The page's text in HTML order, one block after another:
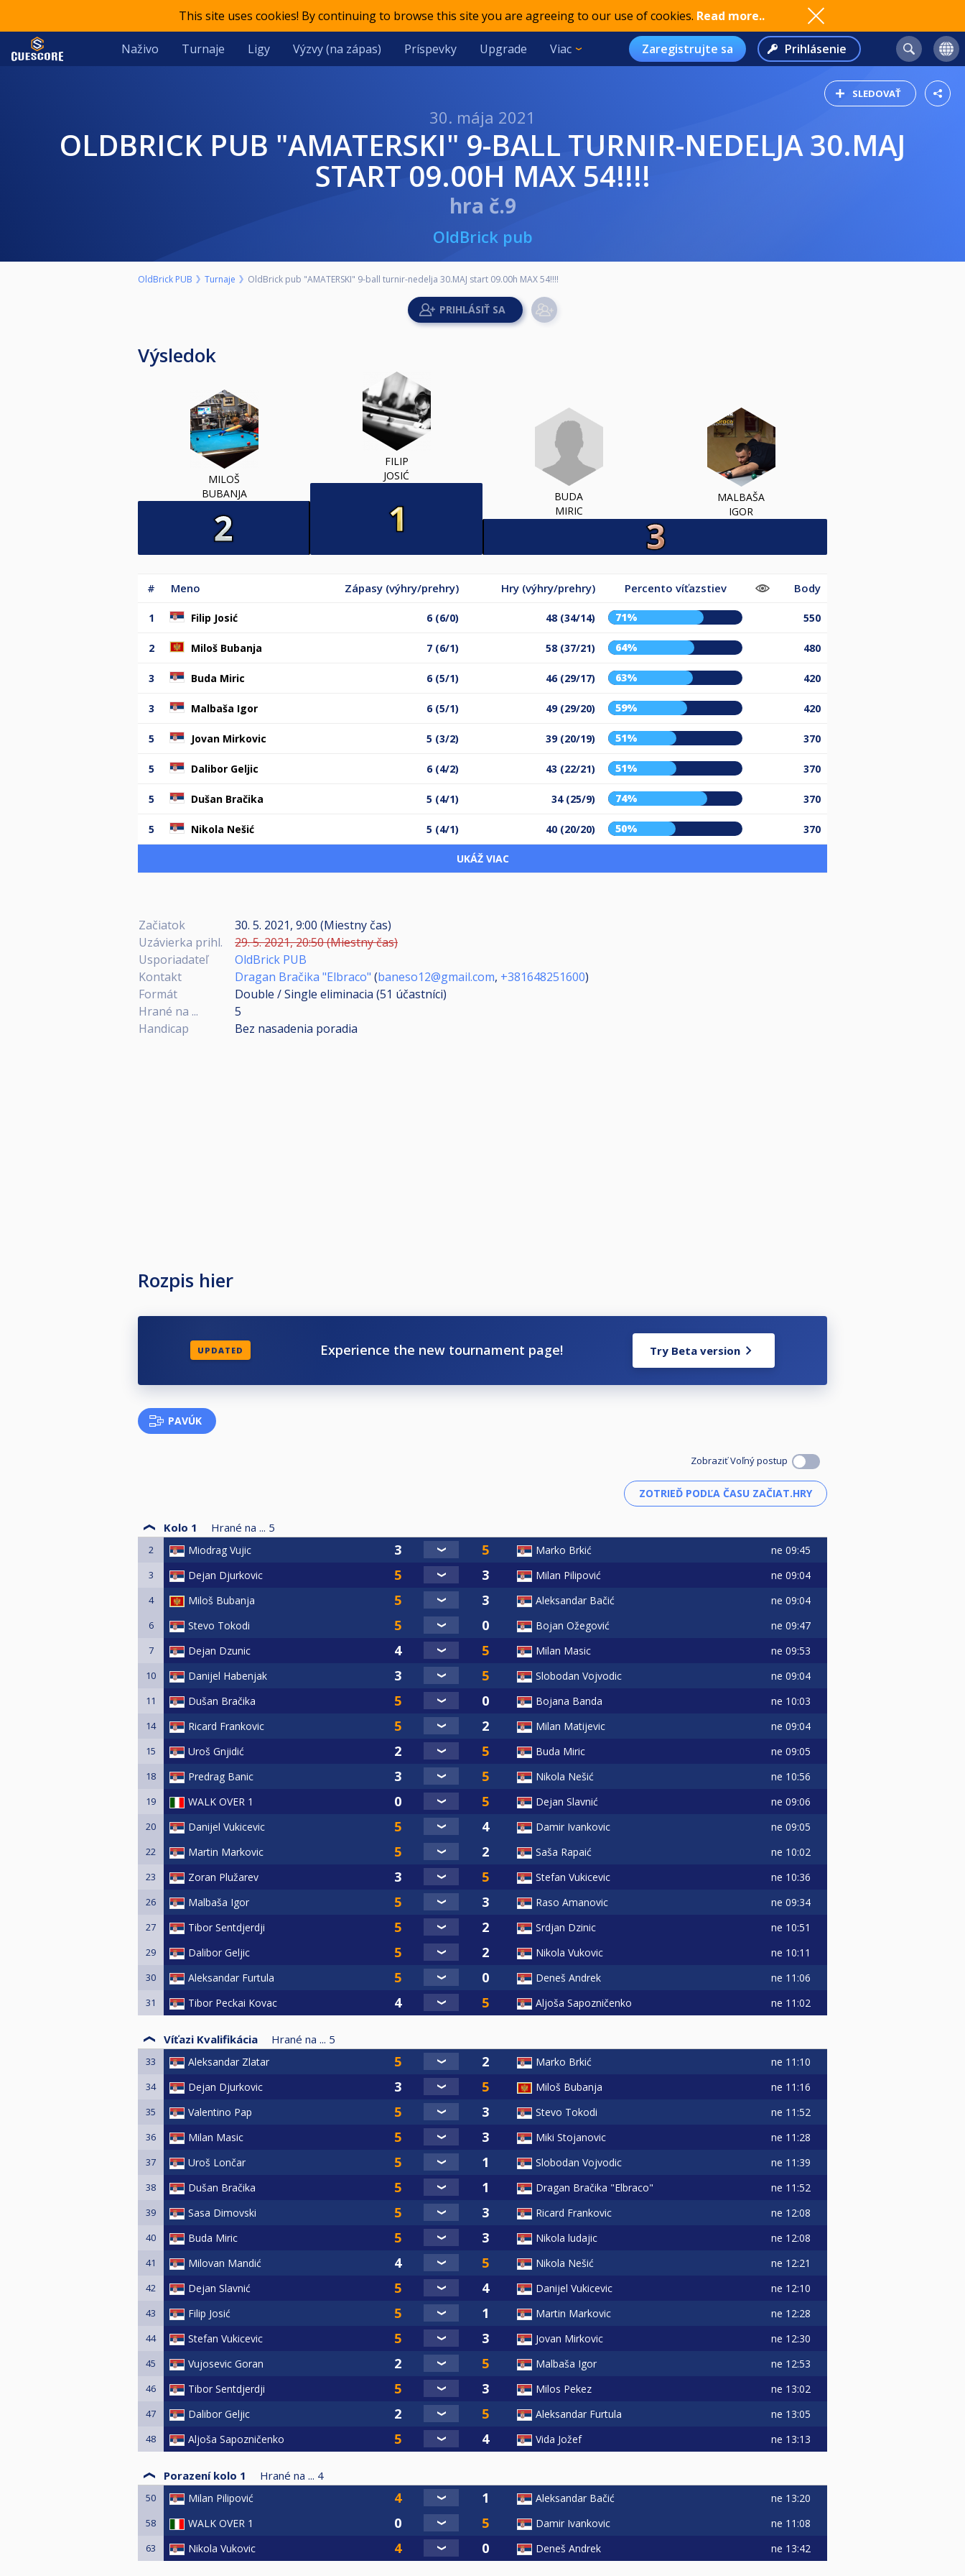
This site uses cookies! By continuing to browse this site you are agreeing to our use of cookies. Read more..
Naživo Turnaje Ligy Výzvy (na zápas) Príspevky Upgrade Viac Zaregistrujte sa Prihlásenie
SLEDOVAŤ
30. mája 2021
OLDBRICK PUB "AMATERSKI" 9-BALL TURNIR-NEDELJA 30.MAJ
START 09.00H MAX 54!!!!
hra č.9
OldBrick pub
OldBrick PUB Turnaje OldBrick pub "AMATERSKI" 9-ball turnir-nedelja 30.MAJ start 09.00h MAX 54!!!!
Výsledok
MILOŠ
BUBANJA
FILIP
JOSIĆ
BUDA
MIRIC
MALBAŠA
IGOR
# Meno Zápasy (výhry/prehry) Hry (výhry/prehry) Percento víťazstiev Body
1 Filip Josić 6 (6/0) 48 (34/14) 71% 550
2 Miloš Bubanja 7 (6/1) 58 (37/21) 64% 480
3 Buda Miric 6 (5/1) 46 (29/17) 63% 420
3 Malbaša Igor 6 (5/1) 49 (29/20) 59% 420
5 Jovan Mirkovic 5 (3/2) 39 (20/19) 51% 370
5 Dalibor Geljic 6 (4/2) 43 (22/21) 51% 370
5 Dušan Bračika 5 (4/1) 34 (25/9) 74% 370
5 Nikola Nešić 5 (4/1) 40 (20/20) 50% 370
UKÁŽ VIAC
Začiatok
30. 5. 2021, 9:00 (Miestny čas)
Uzávierka prihl.
29. 5. 2021, 20:50 (Miestny čas)
Usporiadateľ
OldBrick PUB
Kontakt
Dragan Bračika "Elbraco" (baneso12@gmail.com, +381648251600)
Formát
Double / Single eliminacia (51 účastníci)
Hrané na ...
5
Handicap
Bez nasadenia poradia
Rozpis hier
UPDATED Experience the new tournament page! Try Beta version
PAVÚK
Zobraziť Voľný postup
Kolo 1 Hrané na ... 5
2 Miodrag Vujic Marko Brkić ne 09:45
3 Dejan Djurkovic Milan Pilipović ne 09:04
4 Miloš Bubanja Aleksandar Bačić ne 09:04
6 Stevo Tokodi Bojan Ožegović ne 09:47
7 Dejan Dzunic Milan Masic ne 09:53
10 Danijel Habenjak Slobodan Vojvodic ne 09:04
11 Dušan Bračika Bojana Banda ne 10:03
14 Ricard Frankovic Milan Matijevic ne 09:04
15 Uroš Gnjidić Buda Miric ne 09:05
18 Predrag Banic Nikola Nešić ne 10:56
19 WALK OVER 1 Dejan Slavnić ne 09:06
20 Danijel Vukicevic Damir Ivankovic ne 09:05
22 Martin Markovic Saša Rapaić ne 10:02
23 Zoran Plužarev Stefan Vukicevic ne 10:36
26 Malbaša Igor Raso Amanovic ne 09:34
27 Tibor Sentdjerdji Srdjan Dzinic ne 10:51
29 Dalibor Geljic Nikola Vukovic ne 10:11
30 Aleksandar Furtula Deneš Andrek ne 11:06
31 Tibor Peckai Kovac Aljoša Sapozničenko ne 11:02
Víťazi Kvalifikácia Hrané na ... 5
33 Aleksandar Zlatar Marko Brkić ne 11:10
34 Dejan Djurkovic Miloš Bubanja ne 11:16
35 Valentino Pap Stevo Tokodi ne 11:52
36 Milan Masic Miki Stojanovic ne 11:28
37 Uroš Lončar Slobodan Vojvodic ne 11:39
38 Dušan Bračika Dragan Bračika "Elbraco" ne 11:52
39 Sasa Dimovski Ricard Frankovic ne 12:08
40 Buda Miric Nikola ludajic ne 12:08
41 Milovan Mandić Nikola Nešić ne 12:21
42 Dejan Slavnić Danijel Vukicevic ne 12:10
43 Filip Josić Martin Markovic ne 12:28
44 Stefan Vukicevic Jovan Mirkovic ne 12:30
45 Vujosevic Goran Malbaša Igor ne 12:53
46 Tibor Sentdjerdji Milos Pekez ne 13:02
47 Dalibor Geljic Aleksandar Furtula ne 13:05
48 Aljoša Sapozničenko Vida Jožef ne 13:13
Porazení kolo 1 Hrané na ... 4
50 Milan Pilipović Aleksandar Bačić ne 13:20
58 WALK OVER 1 Damir Ivankovic ne 11:08
63 Nikola Vukovic Deneš Andrek ne 13:42